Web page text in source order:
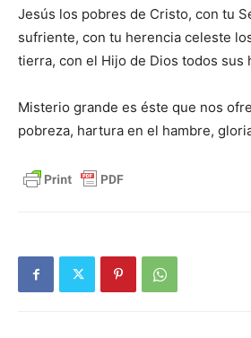
Jesús los pobres de Cristo, con tu
sufriente, con tu herencia celeste
tierra, con el Hijo de Dios todos sus
Misterio grande es éste que nos
pobreza, hartura en el hambre,